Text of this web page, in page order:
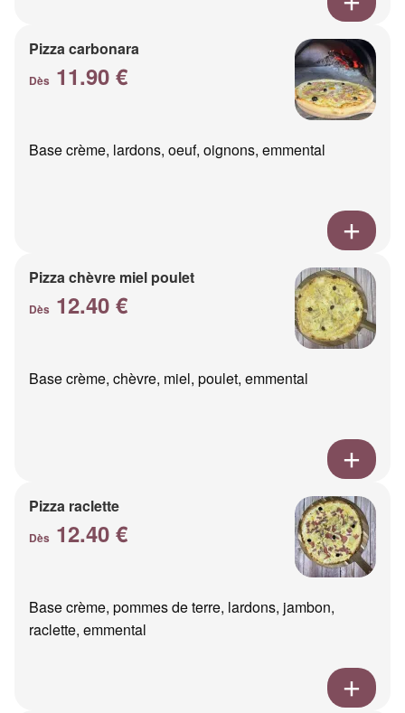
Pizza carbonara
Dès 11.90 €
Base crème, lardons, oeuf, oignons, emmental
Pizza chèvre miel poulet
Dès 12.40 €
Base crème, chèvre, miel, poulet, emmental
Pizza raclette
Dès 12.40 €
Base crème, pommes de terre, lardons, jambon,
raclette, emmental